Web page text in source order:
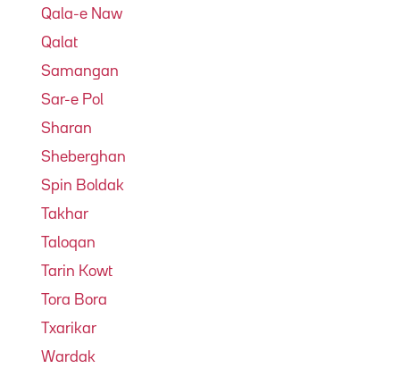
Qala-e Naw
Qalat
Samangan
Sar-e Pol
Sharan
Sheberghan
Spin Boldak
Takhar
Taloqan
Tarin Kowt
Tora Bora
Txarikar
Wardak